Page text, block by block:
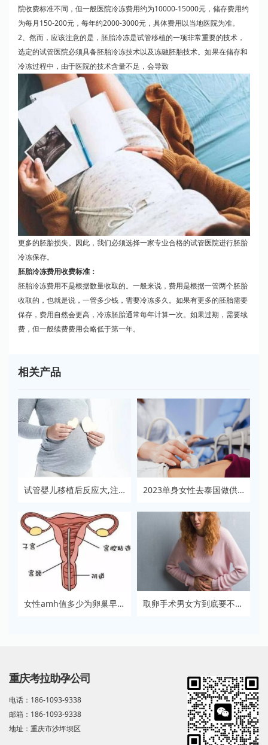
院收费标准不同，但一般医院冷冻费用约为10000-15000元，储存费用约
为每月150-200元，每年约2000-3000元，具体费用以当地医院为准。
2、然而，应该注意的是，胚胎冷冻是试管移植的一项非常重要的技术，
选定的试管医院必须具备胚胎冷冻技术以及冻融胚胎技术。如果在储存和
冷冻过程中，由于医院的技术含量不足，会导致
更多的胚胎损失。因此，我们必须选择一家专业合格的试管医院进行胚胎
冷冻保存。
胚胎冷冻费用收费标准：
胚胎冷冻费用不是根据数量收取的。一般来说，费用是根据一管两个胚胎
收取的，也就是说，一管多少钱，需要冷冻多久。如果有更多的胚胎需要
保存，费用自然会更高，冷冻胚胎通常每年计算一次。如果过期，需要续
费，但一般续费费用会略低于第一年。
相关产品
试管婴儿移植后反应大,注意适当休息 2023单身女性去泰国做供卵试管攻略，附费用清单
女性amh值多少为卵巢早衰，这样可以帮助治疗卵巢早衰 取卵手术男女方到底要不要一起去？医生：视情况而定
重庆考拉助孕公司
电话：186-1093-9338
邮箱：186-1093-9338
地址：重庆市沙坪坝区